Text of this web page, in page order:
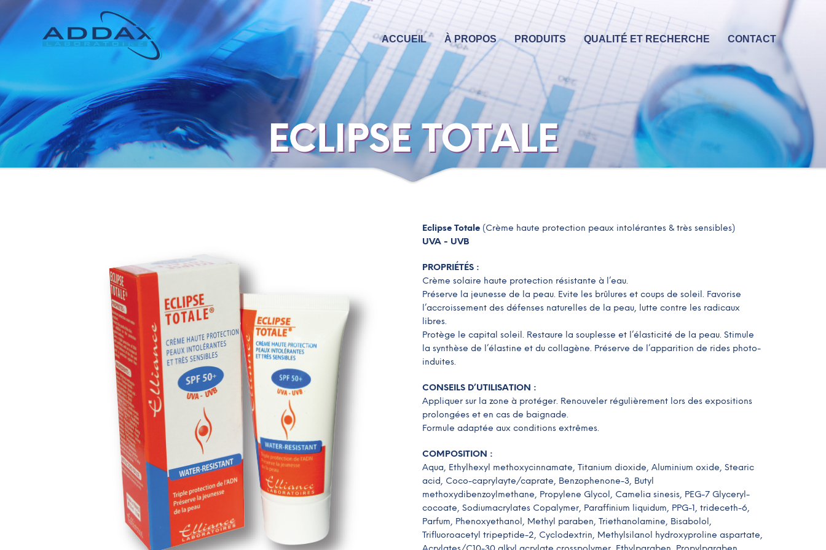
ACCUEIL À PROPOS PRODUITS QUALITÉ ET RECHERCHE CONTACT
ECLIPSE TOTALE
Eclipse Totale (Crème haute protection peaux intolérantes & très sensibles)
UVA - UVB
PROPRIÉTÉS :
Crème solaire haute protection résistante à l’eau.
Préserve la jeunesse de la peau. Evite les brûlures et coups de soleil. Favorise
l’accroissement des défenses naturelles de la peau, lutte contre les radicaux
libres.
Protège le capital soleil. Restaure la souplesse et l’élasticité de la peau. Stimule
la synthèse de l’élastine et du collagène. Préserve de l’apparition de rides photo-
induites.
CONSEILS D’UTILISATION :
Appliquer sur la zone à protéger. Renouveler régulièrement lors des expositions
prolongées et en cas de baignade.
Formule adaptée aux conditions extrêmes.
COMPOSITION :
Aqua, Ethylhexyl methoxycinnamate, Titanium dioxide, Aluminium oxide, Stearic
acid, Coco-caprylayte/caprate, Benzophenone-3, Butyl
methoxydibenzoylmethane, Propylene Glycol, Camelia sinesis, PEG-7 Glyceryl-
cocoate, Sodiumacrylates Copalymer, Paraffinium liquidum, PPG-1, trideceth-6,
Parfum, Phenoxyethanol, Methyl paraben, Triethanolamine, Bisabolol,
Trifluoroacetyl tripeptide-2, Cyclodextrin, Methylsilanol hydroxyproline aspartate,